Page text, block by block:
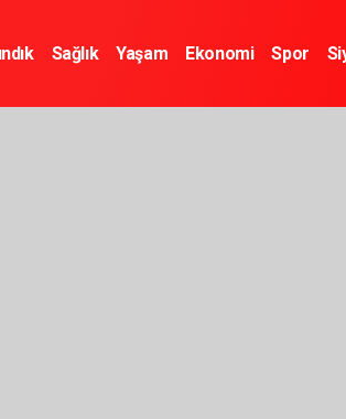
Sağlık Yaşam Ekonomi Spor